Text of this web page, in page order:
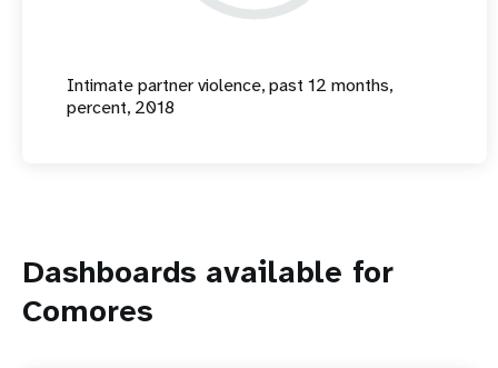
Intimate partner violence, past 12 months,
percent, 2018
Dashboards available for
Comores